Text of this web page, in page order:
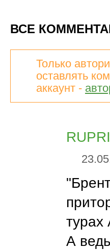
ВСЕ
Только
оставлять
аккаунт -
турах
А